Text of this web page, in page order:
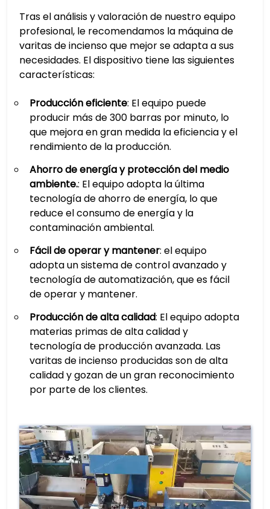
Tras el análisis y valoración de nuestro equipo
profesional, le recomendamos la máquina de
varitas de incienso que mejor se adapta a sus
necesidades. El dispositivo tiene las siguientes
características:
Producción eficiente: El equipo puede
producir más de 300 barras por minuto, lo
que mejora en gran medida la eficiencia y el
rendimiento de la producción.
Ahorro de energía y protección del medio
ambiente.: El equipo adopta la última
tecnología de ahorro de energía, lo que
reduce el consumo de energía y la
contaminación ambiental.
Fácil de operar y mantener: el equipo
adopta un sistema de control avanzado y
tecnología de automatización, que es fácil
de operar y mantener.
Producción de alta calidad: El equipo adopta
materias primas de alta calidad y
tecnología de producción avanzada. Las
varitas de incienso producidas son de alta
calidad y gozan de un gran reconocimiento
por parte de los clientes.